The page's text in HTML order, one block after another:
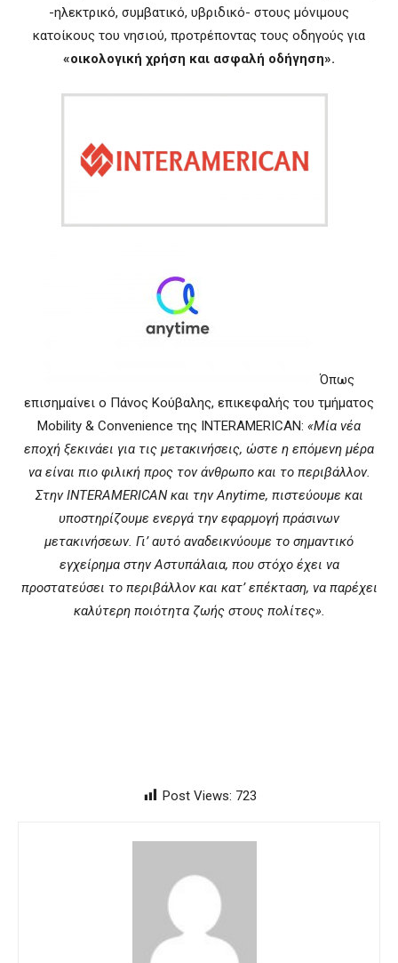
-ηλεκτρικό, συμβατικό, υβριδικό- στους μόνιμους
κατοίκους του νησιού, προτρέποντας τους οδηγούς για
«οικολογική χρήση και ασφαλή οδήγηση».
Όπως
επισημαίνει ο Πάνος Κούβαλης, επικεφαλής του τμήματος
Mobility & Convenience της INTERAMERICAN: «Μία νέα
εποχή ξεκινάει για τις μετακινήσεις, ώστε η επόμενη μέρα
να είναι πιο φιλική προς τον άνθρωπο και το περιβάλλον.
ΣτηνINTERAMERICANκαι τηνAnytime, πιστεύουμε και
υποστηρίζουμε ενεργά την εφαρμογή πράσινων
μετακινήσεων. Γι’ αυτό αναδεικνύουμε το σημαντικό
εγχείρημα στην Αστυπάλαια, που στόχο έχει να
προστατεύσει το περιβάλλον και κατ’ επέκταση, να παρέχει
καλύτερη ποιότητα ζωής στους πολίτες».
Post Views: 723